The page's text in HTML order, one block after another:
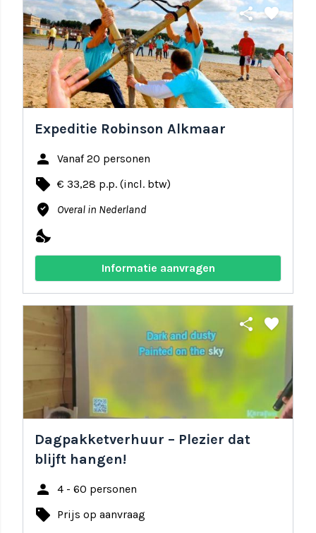
share favorite
Expeditie Robinson Alkmaar
person Vanaf 20 personen
local_offer € 33,28 p.p. (incl. btw)
where_to_vote Overal in Nederland
nights_stay
Informatie aanvragen
share favorite
Dagpakketverhuur – Plezier dat
blijft hangen!
person 4 - 60 personen
local_offer Prijs op aanvraag